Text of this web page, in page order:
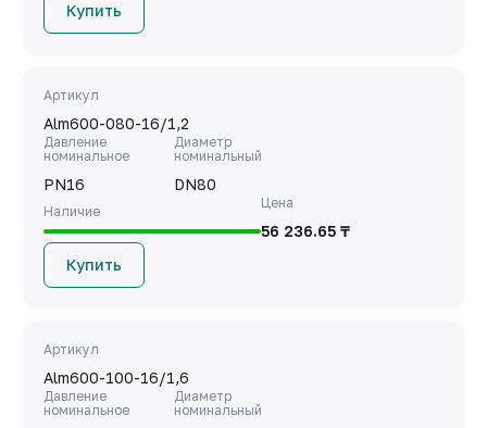
Купить
Артикул
Alm600-080-16/1,2
Давление
номинальное
PN16
Диаметр
номинальный
DN80
Наличие
Цена
56 236.65 ₸
Купить
Артикул
Alm600-100-16/1,6
Давление
номинальное
Диаметр
номинальный